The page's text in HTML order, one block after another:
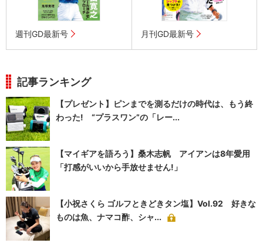
週刊GD最新号 月刊GD最新号
記事ランキング
【プレゼント】ピンまでを測るだけの時代は、もう終
わった! “プラスワン”の「レー...
【マイギアを語ろう】桑木志帆 アイアンは8年愛用
「打感がいいから手放せません!」
【小祝さくら ゴルフときどきタン塩】Vol.92 好きな
ものは魚、ナマコ酢、シャ...